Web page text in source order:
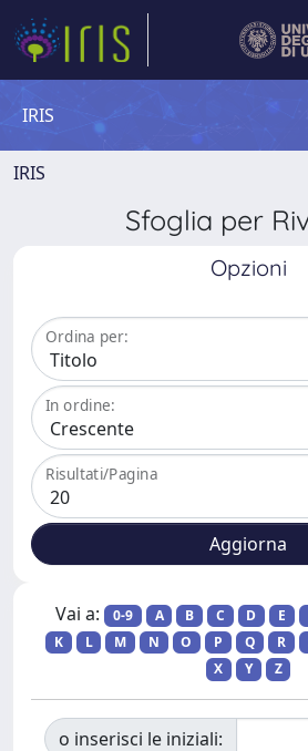
IRIS
IRIS
Sfoglia per
Opzioni
Ordina per:
In ordine:
Risultati/Pagina
Vai a: 0-9 A B C D E
K
L M N O P Q R
X
Y Z
o inserisci le iniziali: